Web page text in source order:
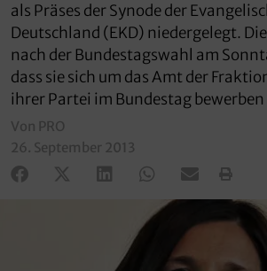
als Präses der Synode der
Deutschland (EKD) niedergelegt.
nach der Bundestagswahl am
dass sie sich um das Amt der
ihrer Partei im Bundestag
Von PRO
26. September 2013